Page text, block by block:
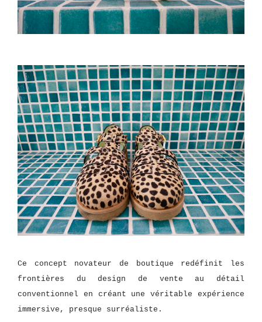
Ce concept novateur de boutique redéfinit les
frontières du design de vente au détail
conventionnel en créant une véritable expérience
immersive, presque surréaliste.